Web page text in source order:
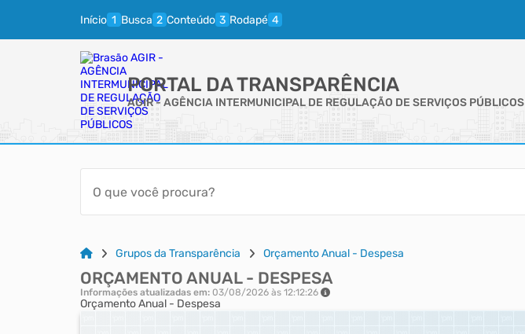
Início Busca Conteúdo Rodapé
PORTAL DA TRANSPARÊNCIA
AGIR - AGÊNCIA INTERMUNICIPAL DE REGULAÇÃO DE SERVIÇOS PÚBLICOS
Grupos da Transparência Orçamento Anual - Despesa
ORÇAMENTO ANUAL - DESPESA
Informações atualizadas em: 03/08/2026 às 12:12:26
Orçamento Anual - Despesa